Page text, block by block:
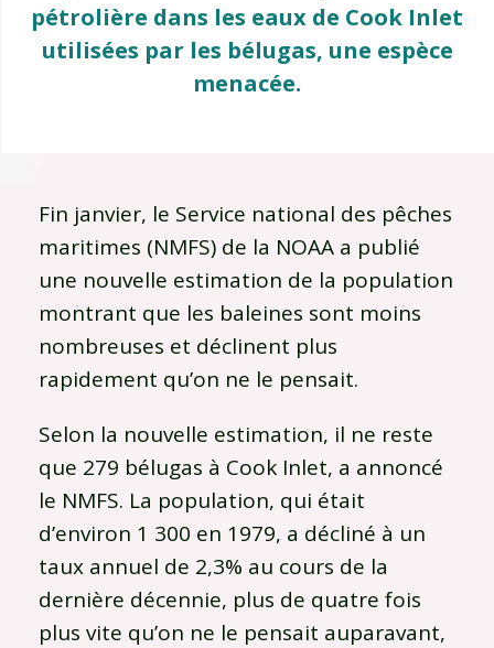
pétrolière dans les eaux de Cook Inlet
utilisées par les bélugas, une espèce
menacée.
Fin janvier, le Service national des pêches
maritimes (NMFS) de la NOAA a publié
une nouvelle estimation de la population
montrant que les baleines sont moins
nombreuses et déclinent plus
rapidement qu’on ne le pensait.
Selon la nouvelle estimation, il ne reste
que 279 bélugas à Cook Inlet, a annoncé
le NMFS. La population, qui était
d’environ 1 300 en 1979, a décliné à un
taux annuel de 2,3% au cours de la
dernière décennie, plus de quatre fois
plus vite qu’on ne le pensait auparavant,